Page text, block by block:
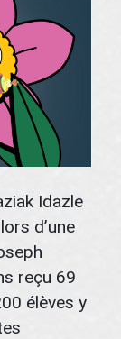
Idazle
d’une
reçu 69
élèves y